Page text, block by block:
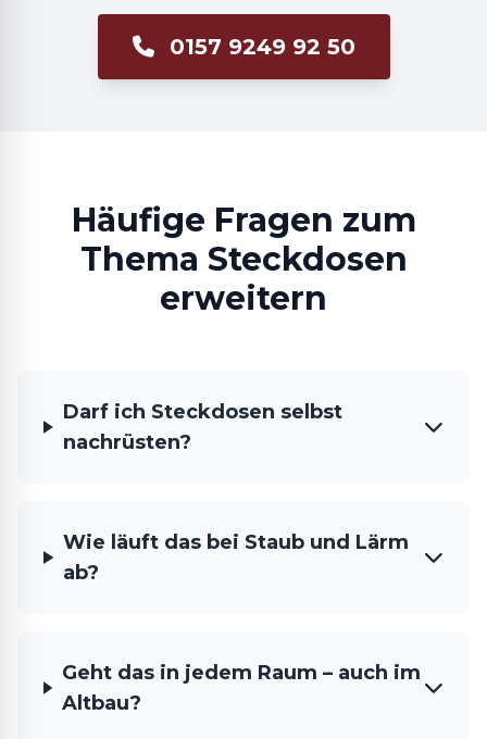
0157 9249 92 50
Häufige Fragen zum
Thema Steckdosen
erweitern
Darf ich Steckdosen selbst
nachrüsten?
Wie läuft das bei Staub und Lärm
ab?
Geht das in jedem Raum – auch im
Altbau?